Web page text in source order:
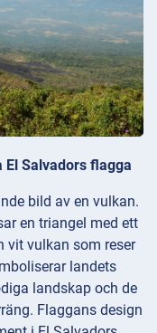
El Salvadors flagga
bild av en vulkan.
en triangel med ett
vit vulkan som reser
landets
landskap och de
Flaggans design